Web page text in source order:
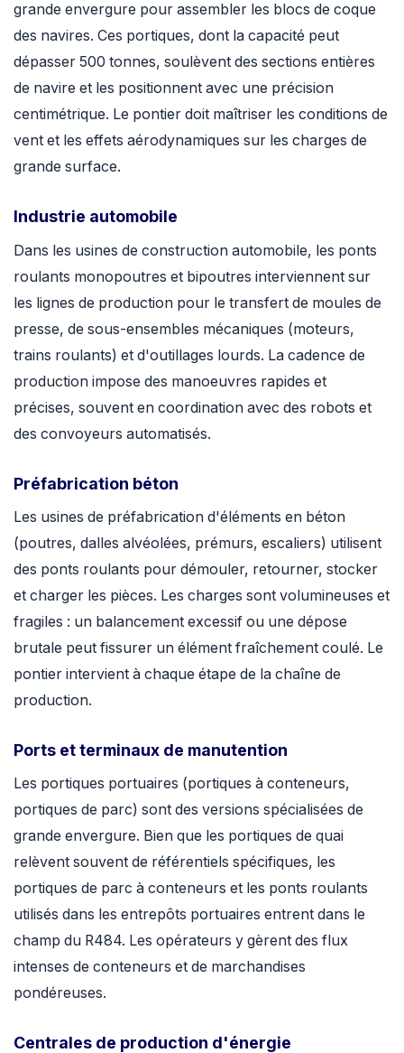
grande envergure pour assembler les blocs de coque
des navires. Ces portiques, dont la capacité peut
dépasser 500 tonnes, soulèvent des sections entières
de navire et les positionnent avec une précision
centimétrique. Le pontier doit maîtriser les conditions de
vent et les effets aérodynamiques sur les charges de
grande surface.
Industrie automobile
Dans les usines de construction automobile, les ponts
roulants monopoutres et bipoutres interviennent sur
les lignes de production pour le transfert de moules de
presse, de sous-ensembles mécaniques (moteurs,
trains roulants) et d'outillages lourds. La cadence de
production impose des manoeuvres rapides et
précises, souvent en coordination avec des robots et
des convoyeurs automatisés.
Préfabrication béton
Les usines de préfabrication d'éléments en béton
(poutres, dalles alvéolées, prémurs, escaliers) utilisent
des ponts roulants pour démouler, retourner, stocker
et charger les pièces. Les charges sont volumineuses et
fragiles : un balancement excessif ou une dépose
brutale peut fissurer un élément fraîchement coulé. Le
pontier intervient à chaque étape de la chaîne de
production.
Ports et terminaux de manutention
Les portiques portuaires (portiques à conteneurs,
portiques de parc) sont des versions spécialisées de
grande envergure. Bien que les portiques de quai
relèvent souvent de référentiels spécifiques, les
portiques de parc à conteneurs et les ponts roulants
utilisés dans les entrepôts portuaires entrent dans le
champ du R484. Les opérateurs y gèrent des flux
intenses de conteneurs et de marchandises
pondéreuses.
Centrales de production d'énergie